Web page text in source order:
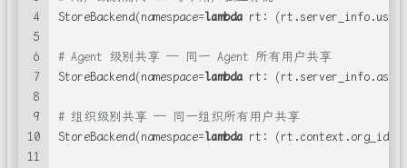
4
5
6
7
8
9
10
11
StoreBackend(namespace=lambda rt:
# Agent 级别共享 — 同一 Agent 所有用户共享
StoreBackend(namespace=lambda rt:
# 组织级别共享 — 同一组织所有用户共享
StoreBackend(namespace=lambda rt: (rt.context.org_id,))